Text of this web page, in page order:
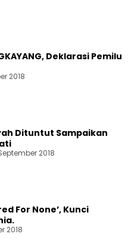
Deklarasi Pemilu
2018
Dituntut Sampaikan
2018
For None’, Kunci
2018